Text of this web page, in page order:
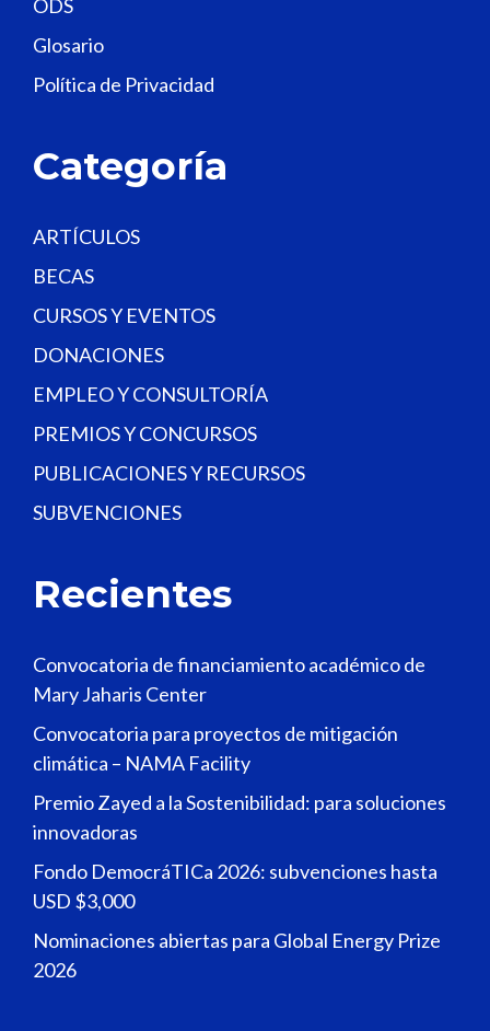
d
b
n
.
ODS
Glosario
Política de Privacidad
Categoría
ARTÍCULOS
BECAS
CURSOS Y EVENTOS
DONACIONES
EMPLEO Y CONSULTORÍA
PREMIOS Y CONCURSOS
PUBLICACIONES Y RECURSOS
SUBVENCIONES
Recientes
Convocatoria de financiamiento académico de
Mary Jaharis Center
Convocatoria para proyectos de mitigación
climática – NAMA Facility
Premio Zayed a la Sostenibilidad: para soluciones
innovadoras
Fondo DemocráTICa 2026: subvenciones hasta
USD $3,000
Nominaciones abiertas para Global Energy Prize
2026